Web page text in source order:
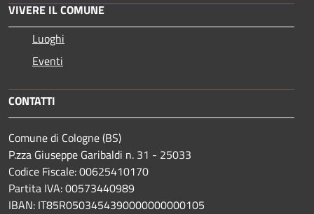
VIVERE IL COMUNE
Luoghi
Eventi
CONTATTI
Comune di Cologne (BS)
P.zza Giuseppe Garibaldi n. 31 - 25033
Codice Fiscale: 00625410170
Partita IVA: 00573440989
IBAN: IT85R0503454390000000000105